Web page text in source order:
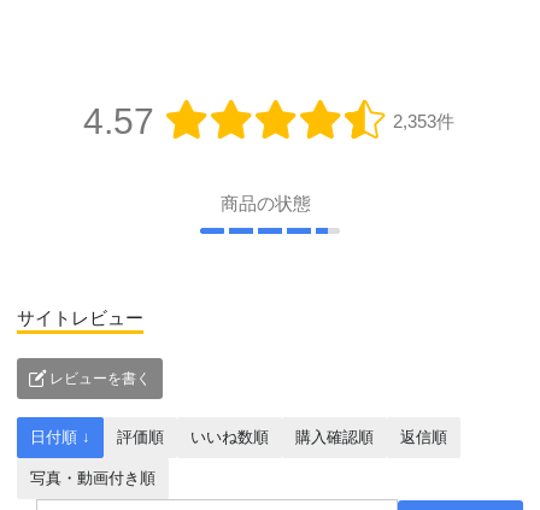
4.57 2,353件
商品の状態
サイトレビュー
レビューを書く
日付順 ↓ 評価順 いいね数順 購入確認順 返信順
写真・動画付き順